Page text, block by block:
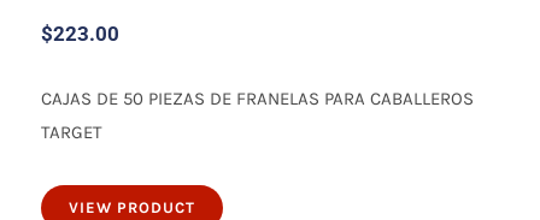
50 piezas de franelas para caballeros
$223.00
CAJAS DE 50 PIEZAS DE FRANELAS PARA CABALLEROS
TARGET
VIEW PRODUCT